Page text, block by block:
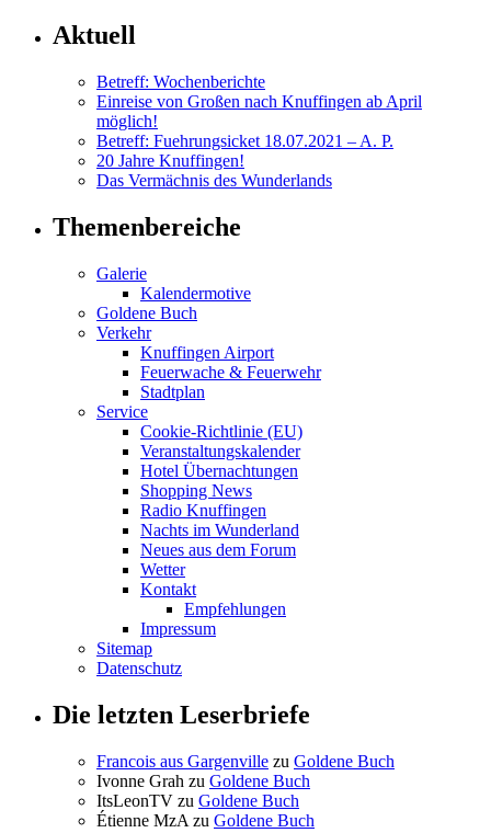
Aktuell
Betreff: Wochenberichte
Einreise von Großen nach Knuffingen ab April
möglich!
Betreff: Fuehrungsicket 18.07.2021 – A. P.
20 Jahre Knuffingen!
Das Vermächnis des Wunderlands
Themenbereiche
Galerie
Kalendermotive
Goldene Buch
Verkehr
Knuffingen Airport
Feuerwache & Feuerwehr
Stadtplan
Service
Cookie-Richtlinie (EU)
Veranstaltungskalender
Hotel Übernachtungen
Shopping News
Radio Knuffingen
Nachts im Wunderland
Neues aus dem Forum
Wetter
Kontakt
Empfehlungen
Impressum
Sitemap
Datenschutz
Die letzten Leserbriefe
Francois aus Gargenville zu Goldene Buch
Ivonne Grah zu Goldene Buch
ItsLeonTV zu Goldene Buch
Étienne MzA zu Goldene Buch